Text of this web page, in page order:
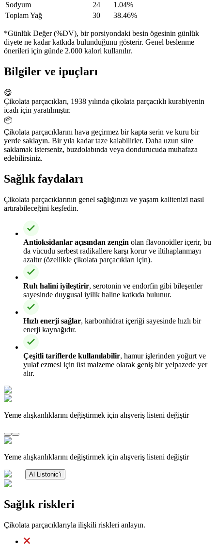
Sodyum
24
1.04%
Toplam Yağ
30 38.46%
*Günlük Değer (%DV), bir porsiyondaki besin ögesinin günlük
diyete ne kadar katkıda bulunduğunu gösterir. Genel beslenme
önerileri için günde 2.000 kalori kullanılır.
Bilgiler ve ipuçları
😋
Çikolata parçacıkları, 1938 yılında çikolata parçacıklı kurabiyenin
icadı için yaratılmıştır.
📦
Çikolata parçacıklarını hava geçirmez bir kapta serin ve kuru bir
yerde saklayın. Bir yıla kadar taze kalabilirler. Daha uzun süre
saklamak isterseniz, buzdolabında veya dondurucuda muhafaza
edebilirsiniz.
Sağlık faydaları
Çikolata parçacıklarının genel sağlığınızı ve yaşam kalitenizi nasıl
artırabileceğini keşfedin.
Antioksidanlar açısından zengin olan flavonoidler içerir, bu
da vücudu serbest radikallere karşı korur ve iltihaplanmayı
azaltır (özellikle çikolata parçacıkları için).
Ruh halini iyileştirir, serotonin ve endorfin gibi bileşenler
sayesinde duygusal iyilik haline katkıda bulunur.
Hızlı enerji sağlar, karbonhidrat içeriği sayesinde hızlı bir
enerji kaynağıdır.
Çeşitli tariflerde kullanılabilir, hamur işlerinden yoğurt ve
yulaf ezmesi için üst malzeme olarak geniş bir yelpazede yer
alır.
Yeme alışkanlıklarını değiştirmek için alışveriş listeni değiştir
Yeme alışkanlıklarını değiştirmek için alışveriş listeni değiştir
Al Listonic’i
Sağlık riskleri
Çikolata parçacıklarıyla ilişkili riskleri anlayın.